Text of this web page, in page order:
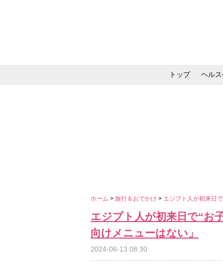
トップ ヘル
ホーム > 旅行＆おでかけ > エジプト人が初来日
エジプト人が初来日で“お
向けメニューはない」
2024-06-13 08:30